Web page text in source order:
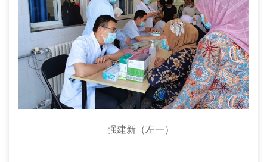
强建新（左一）